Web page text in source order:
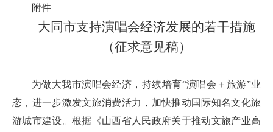
附件
大同市支持演唱会经济发展的若干措施
（征求意见稿）
为做大我市演唱会经济，持续培育“演唱会＋旅游”业
态，进一步激发文旅消费活力，加快推动国际知名文化旅
游城市建设。根据《山西省人民政府关于推动文旅产业高